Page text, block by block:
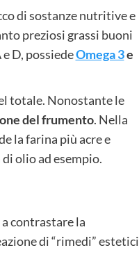
di sostanze nutritive e
preziosi grassi buoni
D, possiedeOmega 3e
totale. Nonostante le
del frumento. Nella
la farina più acre e
olio ad esempio.
contrastare la
di “rimedi” estetici